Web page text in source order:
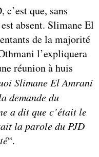
c’est que, sans
absent. Slimane El
de la majorité
l’expliquera
réunion à huis
Slimane El Amrani
demande du
a dit que c’était le
la parole du PJD
“.